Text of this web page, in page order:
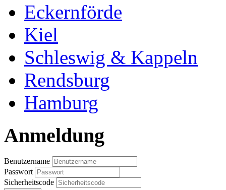
Eckernförde
Kiel
Schleswig & Kappeln
Rendsburg
Hamburg
Anmeldung
Benutzername
Passwort
Sicherheitscode